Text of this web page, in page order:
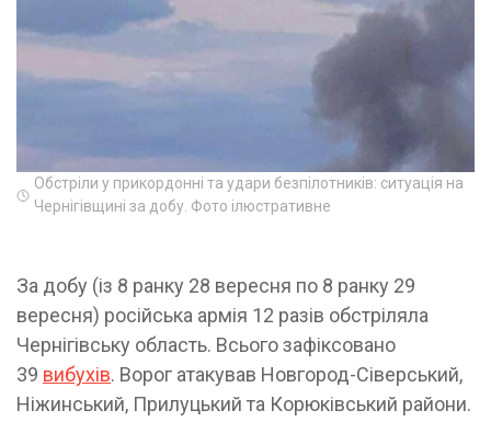
Обстріли у прикордонні та удари безпілотників: ситуація на
Чернігівщині за добу. Фото ілюстративне
За добу (із 8 ранку 28 вересня по 8 ранку 29
вересня) російська армія 12 разів обстріляла
Чернігівську область. Всього зафіксовано
39 вибухів. Ворог атакував Новгород-Сіверський,
Ніжинський, Прилуцький та Корюківський райони.